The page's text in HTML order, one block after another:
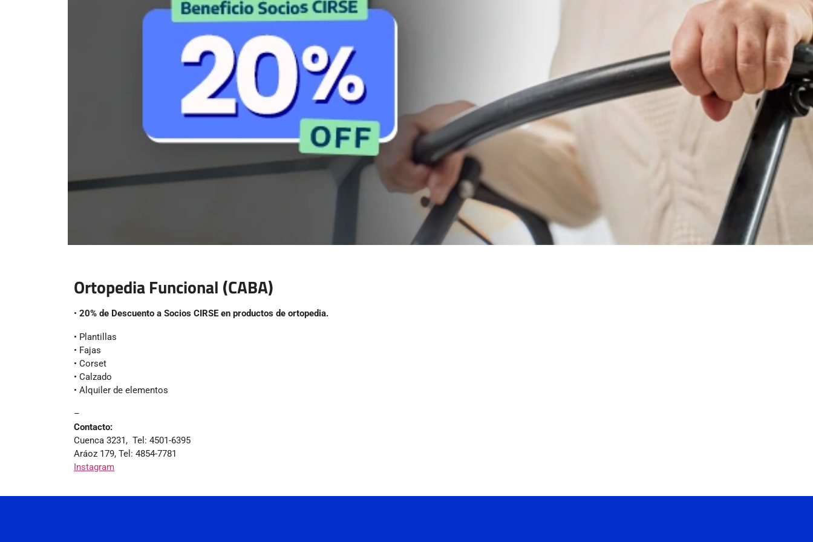
Ortopedia Funcional (CABA)
• 20% de Descuento a Socios CIRSE en productos de ortopedia.
• Plantillas
• Fajas
• Corset
• Calzado
• Alquiler de elementos
–
Contacto:
Cuenca 3231, Tel: 4501-6395
Aráoz 179, Tel: 4854-7781
Instagram